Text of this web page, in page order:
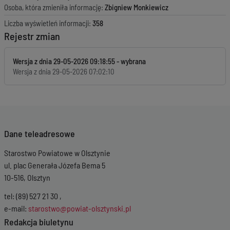
Osoba, która zmieniła informację: Zbigniew Monkiewicz
Liczba wyświetleń informacji: 358
Rejestr zmian
Wersja z dnia29-05-2026 09:18:55
Wersja z dnia 29-05-2026 07:02:10
Dane teleadresowe
Starostwo Powiatowe w Olsztynie
ul. plac Generała Józefa Bema 5
10-516, Olsztyn
tel: (89) 527 21 30 ,
e-mail: starostwo@powiat-olsztynski.pl
Redakcja biuletynu